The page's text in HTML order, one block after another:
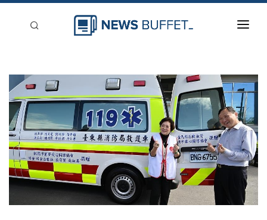
新聞稿分類
登入
刊登